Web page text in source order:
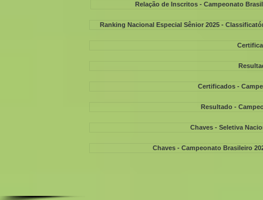
Chaves - Campeonato Brasileiro
Chaves - Seletiva
Resultado -
Certificados -
Ranking Nacional Especial Sênior 2025 -
Relação de Inscritos - Campeonato